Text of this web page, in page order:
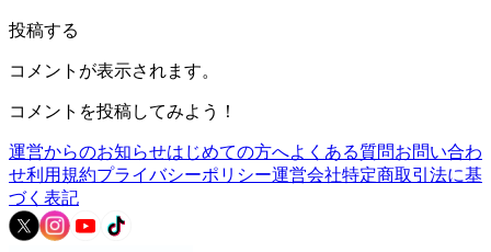
投稿する
コメントが表示されます。
コメントを投稿してみよう！
運営からのお知らせはじめての方へよくある質問お問い合わ
せ利用規約プライバシーポリシー運営会社特定商取引法に基
づく表記